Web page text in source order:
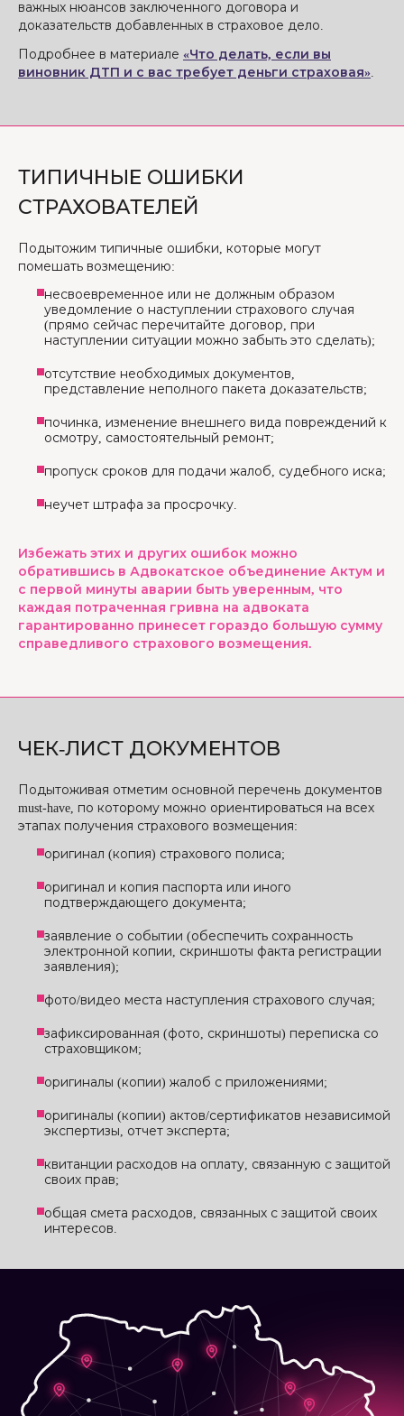
важных нюансов заключенного договора и
доказательств добавленных в страховое дело.
Подробнее в материале «Что делать, если вы
виновник ДТП и с вас требует деньги страховая».
ТИПИЧНЫЕ ОШИБКИ
СТРАХОВАТЕЛЕЙ
Подытожим типичные ошибки, которые могут
помешать возмещению:
несвоевременное или не должным образом
уведомление о наступлении страхового случая
(прямо сейчас перечитайте договор, при
наступлении ситуации можно забыть это сделать);
отсутствие необходимых документов,
представление неполного пакета доказательств;
починка, изменение внешнего вида повреждений к
осмотру, самостоятельный ремонт;
пропуск сроков для подачи жалоб, судебного иска;
неучет штрафа за просрочку.
Избежать этих и других ошибок можно
обратившись в Адвокатское объединение Актум и
с первой минуты аварии быть уверенным, что
каждая потраченная гривна на адвоката
гарантированно принесет гораздо большую сумму
справедливого страхового возмещения.
ЧЕК-ЛИСТ ДОКУМЕНТОВ
Подытоживая отметим основной перечень документов
must-have, по которому можно ориентироваться на всех
этапах получения страхового возмещения:
оригинал (копия) страхового полиса;
оригинал и копия паспорта или иного
подтверждающего документа;
заявление о событии (обеспечить сохранность
электронной копии, скриншоты факта регистрации
заявления);
фото/видео места наступления страхового случая;
зафиксированная (фото, скриншоты) переписка со
страховщиком;
оригиналы (копии) жалоб с приложениями;
оригиналы (копии) актов/сертификатов независимой
экспертизы, отчет эксперта;
квитанции расходов на оплату, связанную с защитой
своих прав;
общая смета расходов, связанных с защитой своих
интересов.